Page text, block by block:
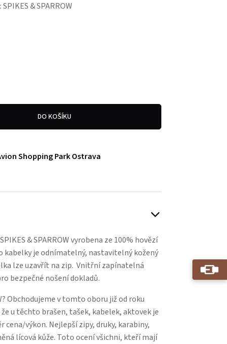
SPIKES & SPARROW
DO KOŠÍKU
Shopping Park Ostrava
& SPARROW vyrobena ze 100% hovězí
kabelky je odnímatelný, nastavitelný kožený
lze uzavřít na zip. Vnitřní zapínatelná
bezpečné nošení dokladů.
Obchodujeme v tomto oboru již od roku
že u těchto brašen, tašek, kabelek, aktovek je
výkon. Nejlepší zipy, druky, karabiny,
lícová kůže. Toto ocení všichni, kteří mají